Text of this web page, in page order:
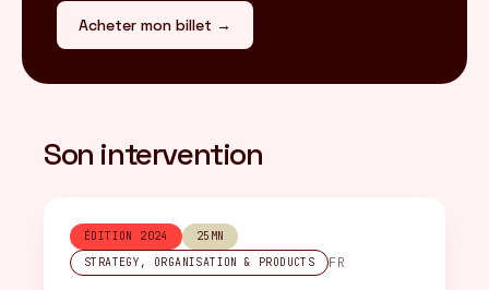
Acheter mon billet →
Son intervention
ÉDITION 2024
25MN
STRATEGY, ORGANISATION & PRODUCTS
FR